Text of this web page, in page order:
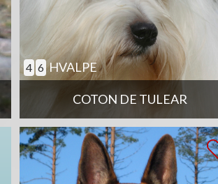
COTON DE TULEAR
4 6 HVALPE